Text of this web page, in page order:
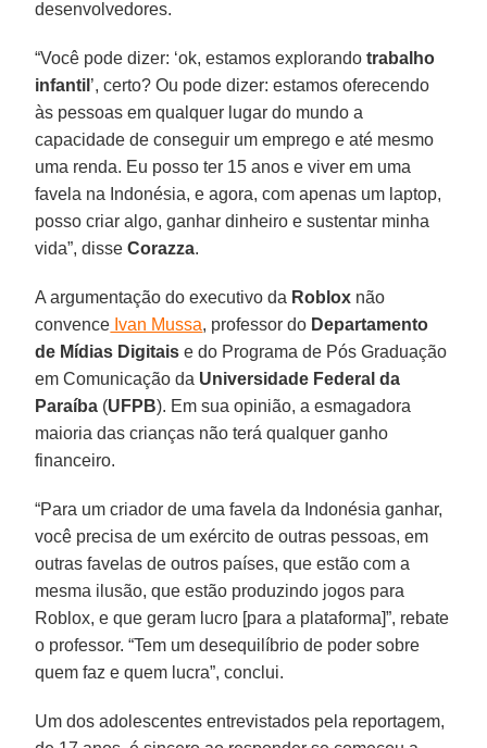
desenvolvedores.
“Você pode dizer: ‘ok, estamos explorandotrabalho
infantil ’, certo? Ou pode dizer: estamos oferecendo
às pessoas em qualquer lugar do mundo a
capacidade de conseguir um emprego e até mesmo
uma renda. Eu posso ter 15 anos e viver em uma
favela na Indonésia, e agora, com apenas um laptop,
posso criar algo, ganhar dinheiro e sustentar minha
vida”, disseCorazza.
A argumentação do executivo da Roblox não
convence Ivan Mussa, professor do Departamento
de Mídias Digitais e do Programa de Pós Graduação
em Comunicação da Universidade Federal da
Paraíba (UFPB). Em sua opinião, a esmagadora
maioria das crianças não terá qualquer ganho
financeiro.
“Para um criador de uma favela da Indonésia ganhar,
você precisa de um exército de outras pessoas, em
outras favelas de outros países, que estão com a
mesma ilusão, que estão produzindo jogos para
Roblox, e que geram lucro [para a plataforma]”, rebate
o professor. “Tem um desequilíbrio de poder sobre
quem faz e quem lucra”, conclui.
Um dos adolescentes entrevistados pela reportagem,